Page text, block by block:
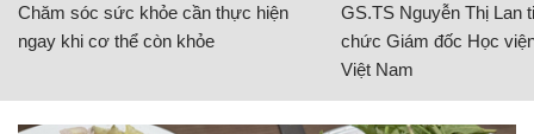
Chăm sóc sức khỏe cần thực hiện
ngay khi cơ thể còn khỏe
GS.TS Nguyễn Thị Lan
chức Giám đốc Học
Việt Nam